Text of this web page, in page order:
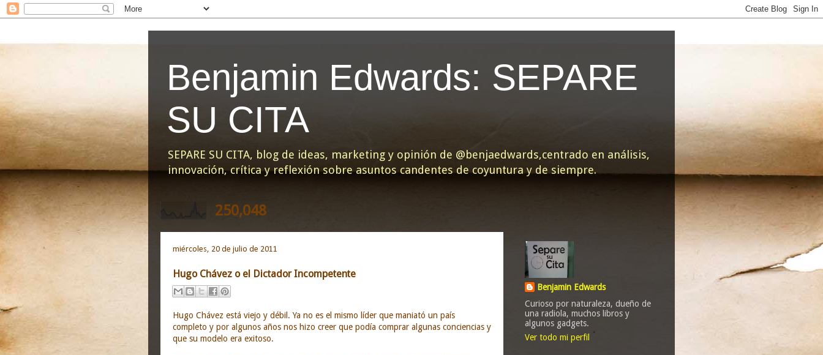
Benjamin Edwards: SEPARE
SU CITA
SEPARE SU CITA, blog de ideas, marketing y opinión de @benjaedwards,centrado en análisis,
innovación, crítica y reflexión sobre asuntos candentes de coyuntura y de siempre.
250,048
miércoles, 20 de julio de 2011
Hugo Chávez o el Dictador Incompetente
Hugo Chávez está viejo y débil. Ya no es el mismo líder que maniató un país
completo y por algunos años nos hizo creer que podía comprar algunas conciencias y
que su modelo era exitoso.
Benjamin Edwards
Curioso por naturaleza, dueño de
una radiola, muchos libros y
algunos gadgets.
Ver todo mi perfil